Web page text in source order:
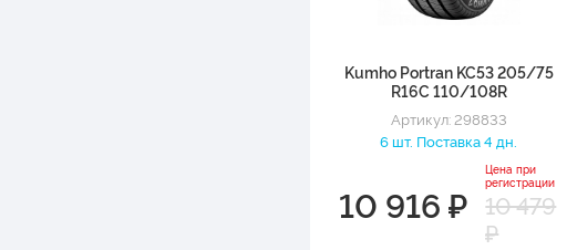
Kumho Portran KC53 205/75
R16C 110/108R
Артикул: 298833
6 шт. Поставка 4 дн.
10 916 ₽
Цена при
регистрации
10 479
₽